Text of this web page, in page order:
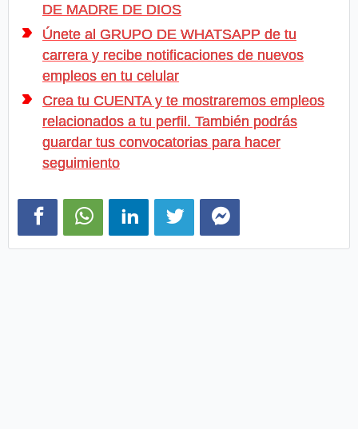
DE MADRE DE DIOS
Únete al GRUPO DE WHATSAPP de tu
carrera y recibe notificaciones de nuevos
empleos en tu celular
Crea tu CUENTA y te mostraremos empleos
relacionados a tu perfil. También podrás
guardar tus convocatorias para hacer
seguimiento